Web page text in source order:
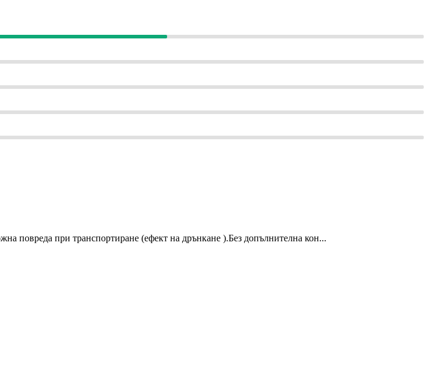
повреда при транспортиране (ефект на дрънкане ).Без допълнителна кон...